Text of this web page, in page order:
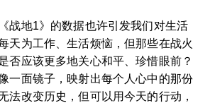
战地1》的数据也许引发我们对生活
天为工作、生活烦恼，但那些在战火
否应该更多地关心和平、珍惜眼前？
一面镜子，映射出每个人心中的那份
法改变历史，但可以用今天的行动，